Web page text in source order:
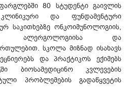
80 სტუდენტი გაივლის
და ფუნდამენტური
საკითხებზე ონკოიმუნოლოგიის,
ალერგოლოგიისა და
სკოლა მიზნად ისახავს
და პრაქტიკოს ექიმებს
ბიოსამედიცინო კვლევების
პრობლემების გადაწყვეტის